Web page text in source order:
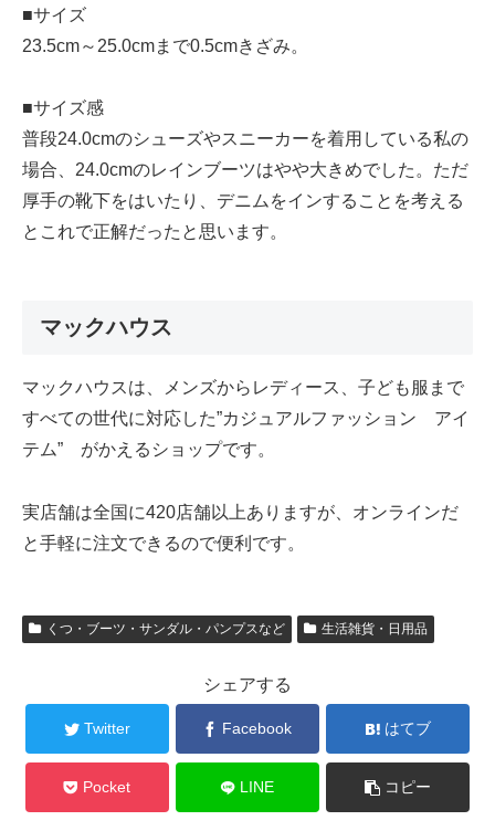
■サイズ
23.5cm～25.0cmまで0.5cmきざみ。
■サイズ感
普段24.0cmのシューズやスニーカーを着用している私の
場合、24.0cmのレインブーツはやや大きめでした。ただ
厚手の靴下をはいたり、デニムをインすることを考える
とこれで正解だったと思います。
マックハウス
マックハウスは、メンズからレディース、子ども服まで
すべての世代に対応した”カジュアルファッション アイ
テム” がかえるショップです。
実店舗は全国に420店舗以上ありますが、オンラインだ
と手軽に注文できるので便利です。
くつ・ブーツ・サンダル・パンプスなど 生活雑貨・日用品
シェアする
Twitter Facebook はてブ
Pocket LINE コピー